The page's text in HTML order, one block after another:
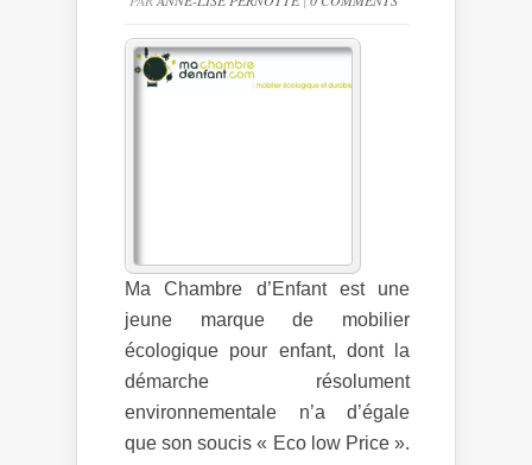
Ma Chambre d’Enfant est une
jeune marque de mobilier
écologique pour enfant, dont la
démarche résolument
environnementale n’a d’égale
que son soucis « Eco low Price ».